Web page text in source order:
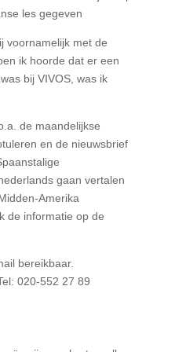
les gegeven
voornamelijk met de
ik hoorde dat er een
bij VIVOS, was ik
de maandelijkse
en de nieuwsbrief
gaan vertalen
Amerika
de informatie op de
bereikbaar.
020-552 27 89